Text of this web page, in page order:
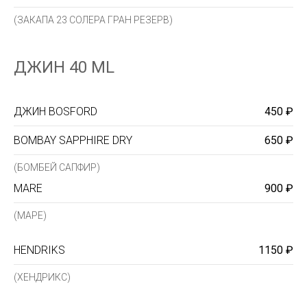
(ЗАКАПА 23 СОЛЕРА ГРАН РЕЗЕРВ)
ДЖИН 40 ML
ДЖИН BOSFORD 450 ₽
BOMBAY SAPPHIRE DRY 650 ₽
(БОМБЕЙ САПФИР)
MARE 900 ₽
(МАРЕ)
HENDRIKS 1150 ₽
(ХЕНДРИКС)